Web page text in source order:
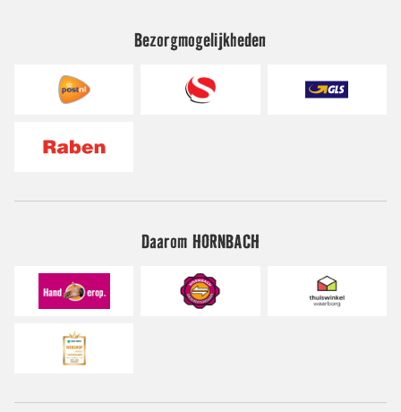
Bezorgmogelijkheden
Daarom HORNBACH